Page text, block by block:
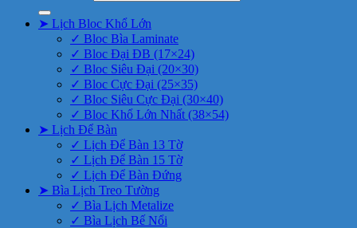
➤ Lịch Bloc Khổ Lớn
✓ Bloc Bìa Laminate
✓ Bloc Đại ĐB (17×24)
✓ Bloc Siêu Đại (20×30)
✓ Bloc Cực Đại (25×35)
✓ Bloc Siêu Cực Đại (30×40)
✓ Bloc Khổ Lớn Nhất (38×54)
➤ Lịch Để Bàn
✓ Lịch Để Bàn 13 Tờ
✓ Lịch Để Bàn 15 Tờ
✓ Lịch Để Bàn Đứng
➤ Bìa Lịch Treo Tường
✓ Bìa Lịch Metalize
✓ Bìa Lịch Bế Nổi